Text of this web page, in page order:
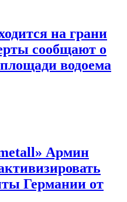
на грани
сообщают о
водоема
Армин
Германии от